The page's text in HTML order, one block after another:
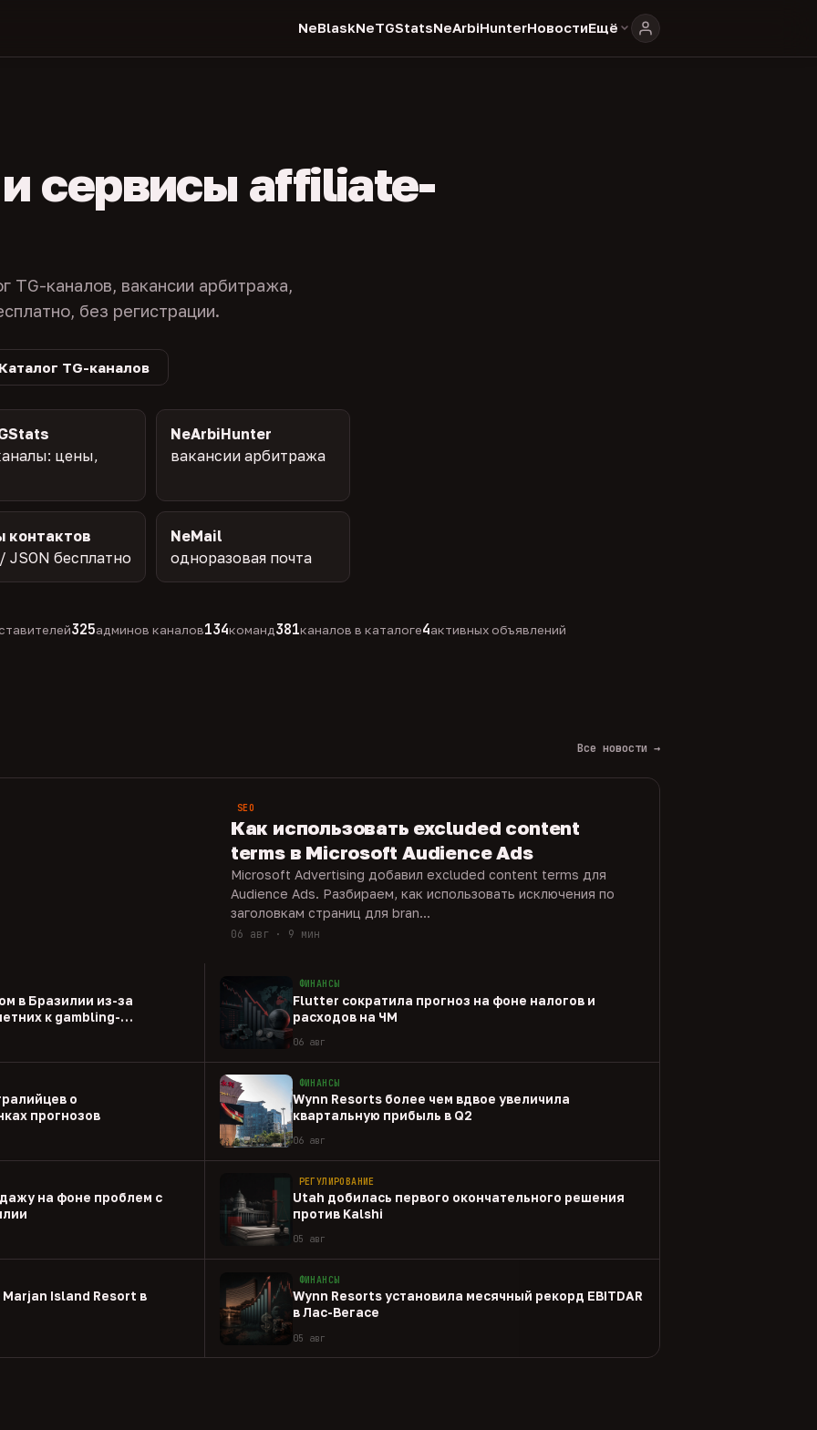
NeBlaskNeTGStatsNeArbiHunterНовостиЕщё
сервисы affiliate-
TG-каналов, вакансии арбитража,
без регистрации.
TG-каналов
цены,
NeArbiHunter
вакансии арбитража
контактов
JSON бесплатно
NeMail
одноразовая почта
325админов каналов134команд381каналов в каталоге4активных объявлений
Все новости →
SEO
Как использовать excluded content
terms в Microsoft Audience Ads
Microsoft Advertising добавил excluded content terms для
Audience Ads. Разбираем, как использовать исключения по
заголовкам страниц для bran...
06 авг · 9 мин
в Бразилии из-за
к gambling-
ФИНАНСЫ
Flutter сократила прогноз на фоне налогов и
расходов на ЧМ
06 авг
о
прогнозов
ФИНАНСЫ
Wynn Resorts более чем вдвое увеличила
квартальную прибыль в Q2
06 авг
на фоне проблем с
РЕГУЛИРОВАНИЕ
Utah добилась первого окончательного решения
против Kalshi
05 авг
Island Resort в
ФИНАНСЫ
Wynn Resorts установила месячный рекорд EBITDAR
в Лас-Вегасе
05 авг